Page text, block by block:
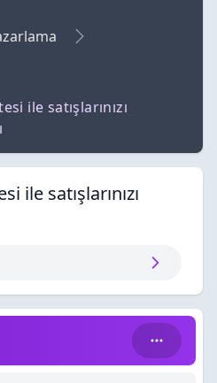
ile satışlarınızı
ile satışlarınızı
artırmanın yolları